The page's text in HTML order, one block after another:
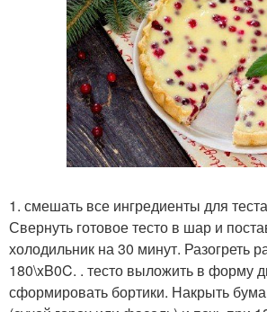
1. смешать все ингредиенты для
Свернуть готовое тесто в шар и
холодильник на 30 минут. Разогреть
180\xB0C. . тесто выложить в форму
сформировать бортики. Накрыть